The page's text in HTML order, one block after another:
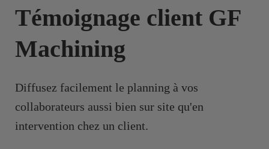
Témoignage client GF
Machining
Diffusez facilement le planning à vos
collaborateurs aussi bien sur site qu'en
intervention chez un client.